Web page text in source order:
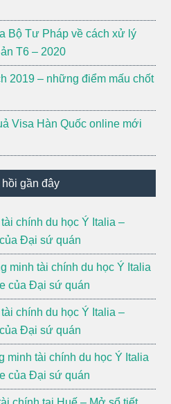
Bộ Tư Pháp về cách xử lý
T6 – 2020
2019 – những điểm mấu chốt
Visa Hàn Quốc online mới
hồi gần đây
chính du học Ý Italia –
Đại sứ quán
minh tài chính du học Ý Italia
của Đại sứ quán
chính du học Ý Italia –
Đại sứ quán
minh tài chính du học Ý Italia
của Đại sứ quán